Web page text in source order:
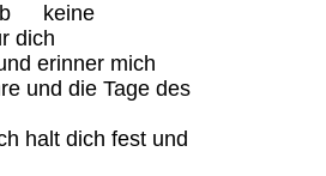
keine
dich
erinner mich
und die Tage des
halt dich fest und